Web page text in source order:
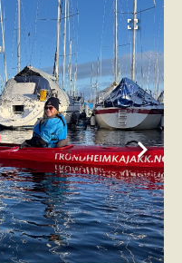
keyboard_arrow_right
fullscreen